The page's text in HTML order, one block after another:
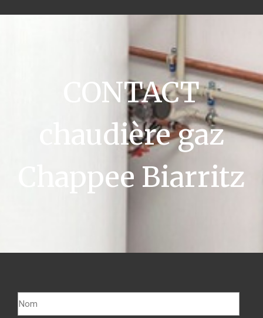
CONTACT
chaudière gaz
Chappee Biarritz